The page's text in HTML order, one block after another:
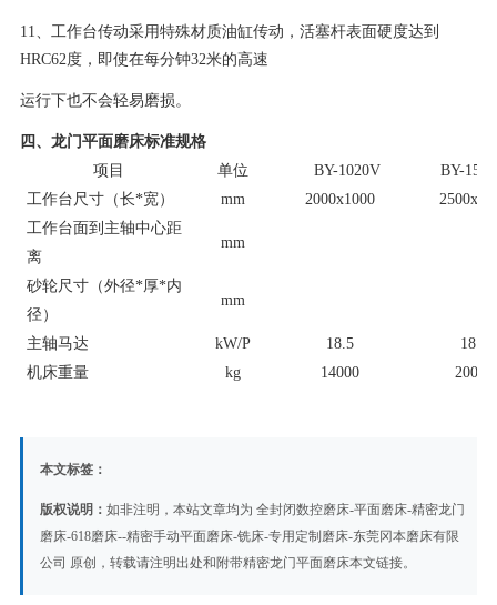
11、工作台传动采用特殊材质油缸传动，活塞杆表面硬度达到
HRC62度，即使在每分钟32米的高速
运行下也不会轻易磨损。
四、龙门平面磨床标准规格
项目
单位 BY-1020V
BY-
工作台尺寸（长*宽）
mm 2000x1000
工作台面到主轴中心距
离
mm
砂轮尺寸（外径*厚*内
径）
mm
主轴马达 kW/P 18.5
18.5
机床重量
kg 14000 20000
本文标签：
版权说明： 如非注明，本站文章均为 全封闭数控磨床-平面磨床-精密龙门
磨床-618磨床--精密手动平面磨床-铣床-专用定制磨床-东莞冈本磨床有限
公司 原创，转载请注明出处和附带精密龙门平面磨床本文链接。